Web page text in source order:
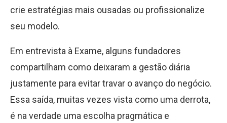
crie estratégias mais ousadas ou profissionalize
seu modelo.
Em entrevista à Exame, alguns fundadores
compartilham como deixaram a gestão diária
justamente para evitar travar o avanço do negócio.
Essa saída, muitas vezes vista como uma derrota,
é na verdade uma escolha pragmática e